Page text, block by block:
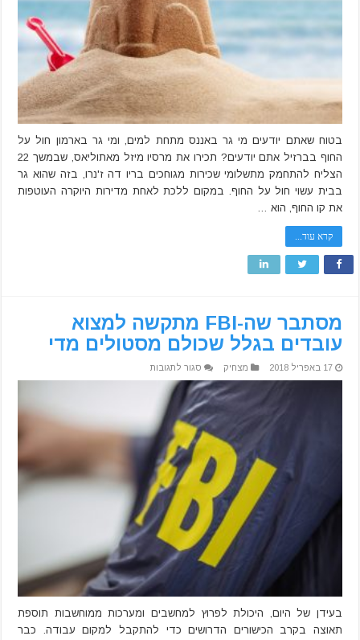
שכר
דירה
בטוח שאתם יודעים מי גר באננס מתחת למים, ומי גר בארמון חול על
החוף בברזיל אתם יודעים? תכירו את מרסיו מיזל מאתוליאס, שבמשך 22
הצליח להתחמק מתשלומי שכירות מגוחכים בריו דה ז'נרו, בזה שהוא גר
בבית עשוי חול על החוף. במקום ללכת לאחת מדירות היוקרה העוטפות
את קו החוף, הוא …
קרא עוד...
מסתבר שה-FBI מתקשה למצוא
עובדים בגלל שכולם מסטולים מדי
17 באפריל 2018 מצחיק סגור לתגובותעל
עובדים
בגלל
שכולם
בעידן של היום, היכולת לפרוץ למחשבים ומערכות ממוחשבות תוספת
תאוצה בקרב הכישורים הדרושים כדי להתקבל למקום עבודה. כבר